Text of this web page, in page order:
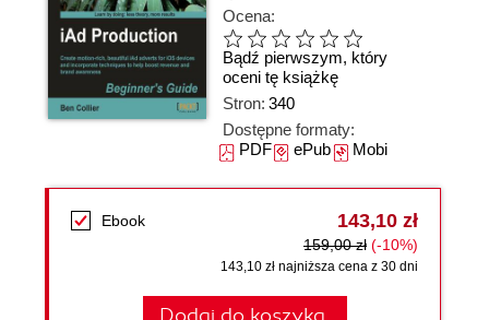
Ocena:
Bądź pierwszym, który
oceni tę książkę
Stron: 340
Dostępne formaty:
PDFePubMobi
Ebook 143,10 zł
159,00 zł (-10%)
143,10 zł najniższa cena z 30 dni